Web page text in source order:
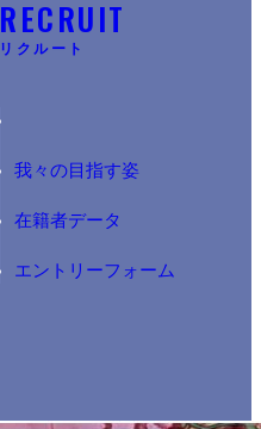
RECRUIT
リクルート
我々の目指す姿
在籍者データ
エントリーフォーム